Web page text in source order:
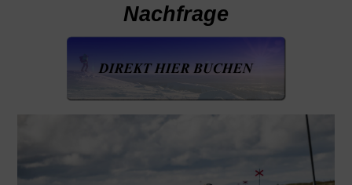
Nachfrage